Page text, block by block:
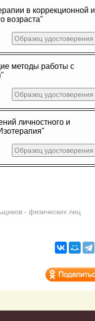
в коррекционной и
возраста"
Образец удостоверения
методы работы с
Образец удостоверения
личностного и
Образец удостоверения
- физических лиц